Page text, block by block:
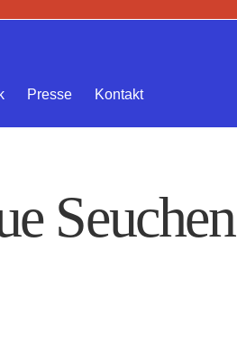
Presse Kontakt
Seuchen